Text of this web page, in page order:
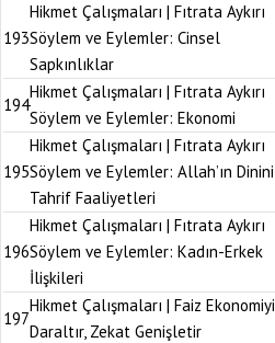
193
Hikmet Çalışmaları | Fıtrata Aykırı
Söylem ve Eylemler: Cinsel
Sapkınlıklar
194
Hikmet Çalışmaları | Fıtrata Aykırı
Söylem ve Eylemler: Ekonomi
195
Hikmet Çalışmaları | Fıtrata Aykırı
Söylem ve Eylemler: Allah’ın Dinini
Tahrif Faaliyetleri
196
Hikmet Çalışmaları | Fıtrata Aykırı
Söylem ve Eylemler: Kadın-Erkek
İlişkileri
197
Hikmet Çalışmaları | Faiz Ekonomiyi
Daraltır, Zekat Genişletir